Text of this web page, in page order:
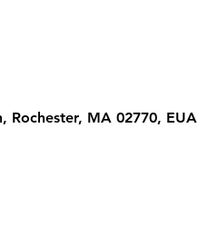
Rochester, MA 02770, EUA